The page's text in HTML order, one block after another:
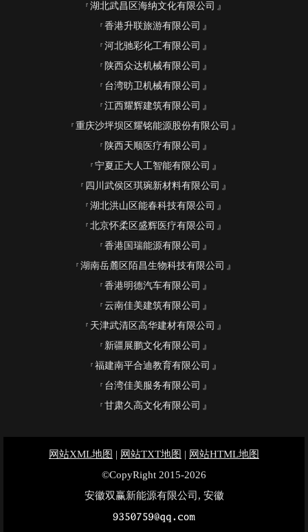
湖北武昌区海纳文化有限公司
香港升联旅游有限公司
河北驰彩化工有限公司
陕西众达机械有限公司
台湾昉卫机械有限公司
江西耀辉建筑有限公司
重庆沙坪坝区耀铭能源股份有限公司
陕西天顺医疗有限公司
宁夏正大人工智能有限公司
四川武侯区琪琬新材料有限公司
湖北洪山区能春科技有限公司
北京怀柔区盛辉医疗有限公司
香港国瑞能源有限公司
湖南岳麓区陌昌生物科技有限公司
香港明德汽车有限公司
云南佳美建筑有限公司
天津武清区高华建材有限公司
新疆展鹏文化有限公司
福建南平合迪教育有限公司
台湾佳美服务有限公司
甘肃久高文化有限公司
网站XML地图 | 网站TXT地图 | 网站HTML地图
©CopyRight 2015-2026
安徽双赢新能源有限公司, 安徽